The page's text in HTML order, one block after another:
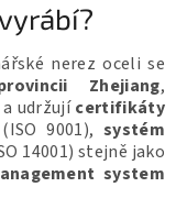
nerez oceli se
Zhejiang,
udržujícertifikáty
(ISO 9001),systém
14001) stejně jako
system